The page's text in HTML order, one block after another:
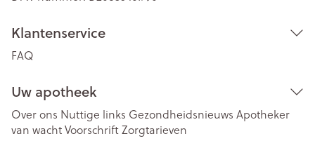
Klantenservice
FAQ
Uw apotheek
Over ons Nuttige links Gezondheidsnieuws Apotheker
van wachtVoorschriftZorgtarieven